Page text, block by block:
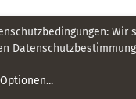
Optionen...